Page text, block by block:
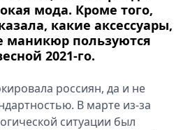
мода. Кроме того,
какие аксессуары,
маникюр пользуются
2021-го.
россиян, да и не
В марте из-за
ситуации был